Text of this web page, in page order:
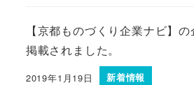
【京都ものづくり企業ナビ】
掲載されました。
2019年1月19日 新着情報